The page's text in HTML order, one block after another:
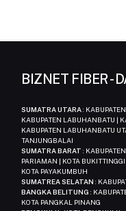
BIZNET FIBER -
SUMATRA UTARA:
KABUPATEN LABUHANBATU |
KABUPATEN LABUHANBATU
TANJUNGBALAI
SUMATRA BARAT :
PARIAMAN | KOTA
KOTA PAYAKUMBUH
SUMATREA SELATAN :
BANGKA BELITUNG :
KOTA PANGKAL PINANG